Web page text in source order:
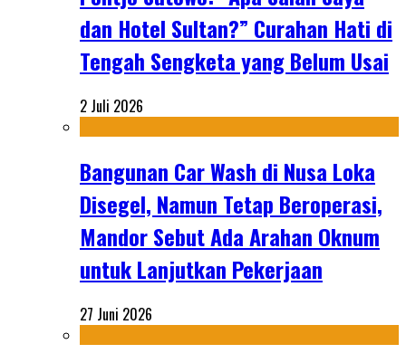
dan Hotel Sultan?” Curahan Hati di
Tengah Sengketa yang Belum Usai
2 Juli 2026
Bangunan Car Wash di Nusa Loka
Disegel, Namun Tetap Beroperasi,
Mandor Sebut Ada Arahan Oknum
untuk Lanjutkan Pekerjaan
27 Juni 2026